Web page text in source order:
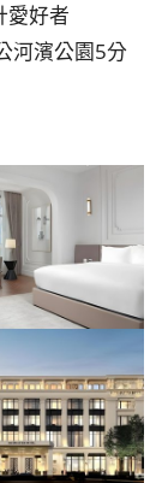
愛好者
濱公園5分